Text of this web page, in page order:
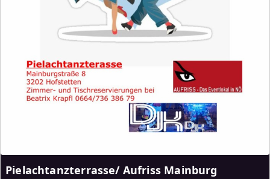
Pielachtanzterrasse/ Aufriss Mainburg